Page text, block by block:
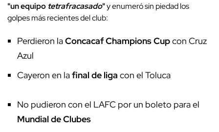
"un equipo tetrafracasado"y enumeró sin piedad los
golpes más recientes del club:
Perdieron laConcacaf Champions Cupcon Cruz
Azul
Cayeron en lafinal de liga con el Toluca
No pudieron con el LAFC por un boleto para el
Mundial de Clubes